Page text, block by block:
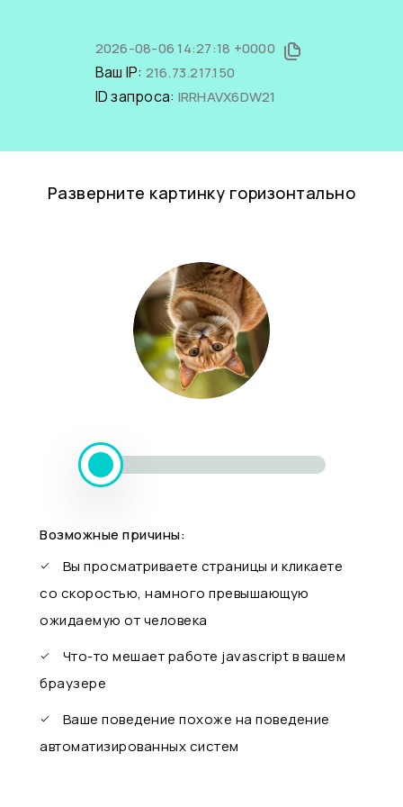
2026-08-06 14:27:18 +0000
Ваш IP: 216.73.217.150
ID запроса: IRRHAVX6DW21
Разверните картинку горизонтально
Возможные причины:
Вы просматриваете страницы и кликаете
со скоростью, намного превышающую
ожидаемую от человека
Что-то мешает работе javascript в вашем
браузере
Ваше поведение похоже на поведение
автоматизированных систем